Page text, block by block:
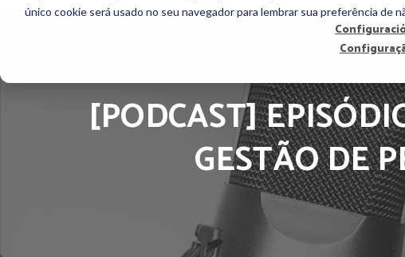
único cookie será usado no seu navegador para lembrar sua preferência de
[PODCAST]
GESTÃO DE